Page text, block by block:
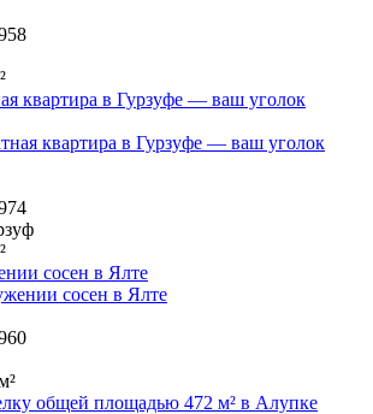
квартира в Гурзуфе — ваш уголок
сосен в Ялте
общей площадью 472 м² в Алупке